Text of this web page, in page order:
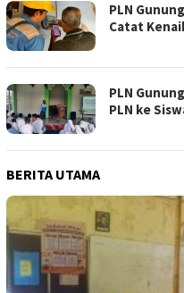
PLN
Catat
PLN
PLN ke
BERITA UTAMA